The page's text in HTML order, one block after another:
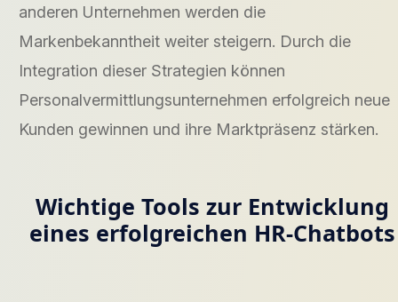
anderen Unternehmen werden die
Markenbekanntheit weiter steigern. Durch die
Integration dieser Strategien können
Personalvermittlungsunternehmen erfolgreich neue
Kunden gewinnen und ihre Marktpräsenz stärken.
Wichtige Tools zur Entwicklung
eines erfolgreichen HR-Chatbots